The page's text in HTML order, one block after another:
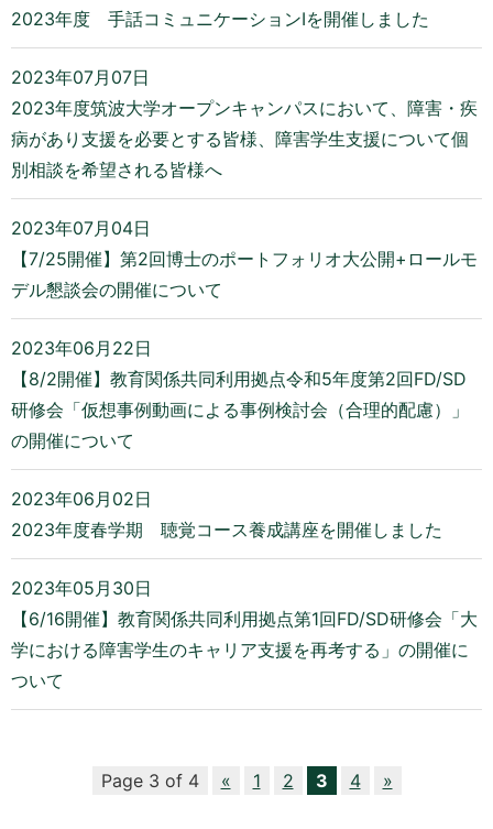
2023年度 手話コミュニケーションIを開催しました
2023年07月07日
2023年度筑波大学オープンキャンパスにおいて、障害・疾
病があり支援を必要とする皆様、障害学生支援について個
別相談を希望される皆様へ
2023年07月04日
【7/25開催】第2回博士のポートフォリオ大公開+ロールモ
デル懇談会の開催について
2023年06月22日
【8/2開催】教育関係共同利用拠点令和5年度第2回FD/SD
研修会「仮想事例動画による事例検討会（合理的配慮）」
の開催について
2023年06月02日
2023年度春学期 聴覚コース養成講座を開催しました
2023年05月30日
【6/16開催】教育関係共同利用拠点第1回FD/SD研修会「大
学における障害学生のキャリア支援を再考する」の開催に
ついて
Page 3 of 4 « 1 2 3 4 »